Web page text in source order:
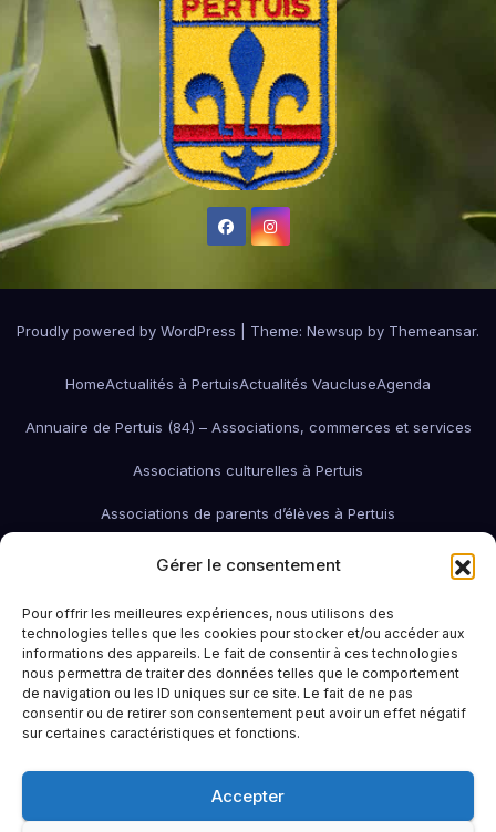
Gérer le consentement
Pour offrir les meilleures expériences, nous utilisons des
technologies telles que les cookies pour stocker et/ou accéder aux
informations des appareils. Le fait de consentir à ces technologies
nous permettra de traiter des données telles que le comportement
de navigation ou les ID uniques sur ce site. Le fait de ne pas
consentir ou de retirer son consentement peut avoir un effet négatif
sur certaines caractéristiques et fonctions.
Accepter
Proudly powered by WordPress Theme: Newsup by Themeansar.
HomeActualités à PertuisActualités VaucluseAgenda
Annuaire de Pertuis (84) – Associations, commerces et services
Associations culturelles à Pertuis
Associations de parents d’élèves à Pertuis
Associations de quartier à Pertuis
associations économiques Pertuis
Associations humanitaires et sociales Associations patriotiques
Associations petite enfanceAssociations sportives de Pertuis
Bars à Pertuis: où sortir et boire un verreContactEmploi